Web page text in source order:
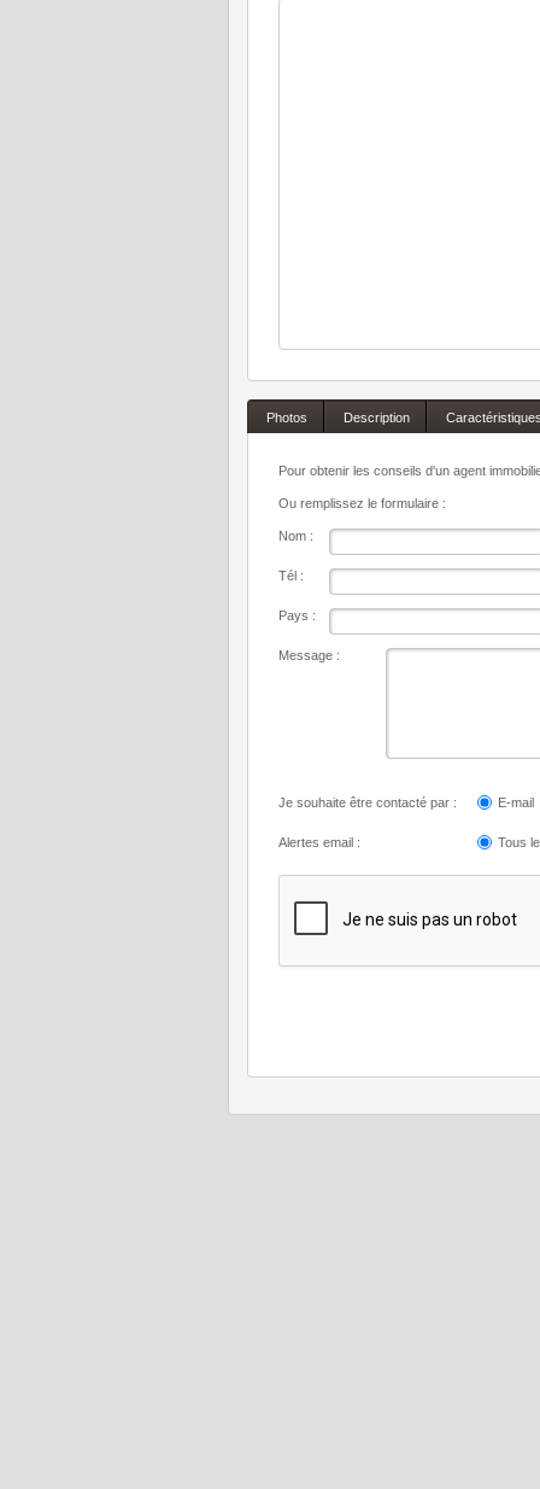
Photos Description
Pour obtenir les conseils d'un agent
Ou remplissez le formulaire :
Nom :
Tél :
Pays :
Message :
Je souhaite être contacté par : E-mail
Alertes email : Tous